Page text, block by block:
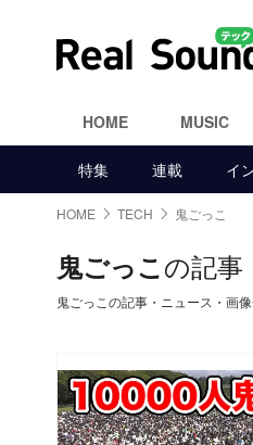
HOME MUSIC
特集 連載 イ
HOME TECH 鬼ごっこ
鬼ごっこの記事
鬼ごっこの記事・ニュース・画